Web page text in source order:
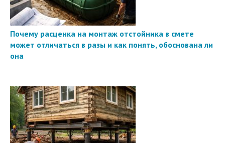
Почему расценка на монтаж отстойника в смете
может отличаться в разы и как понять, обоснована ли
она